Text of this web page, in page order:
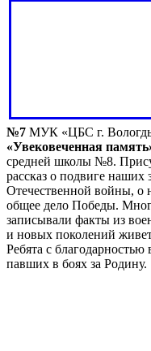
№7 МУК «ЦБС г.
«Увековеченная
средней школы №8.
рассказ о подвиге наших
Отечественной войны, о
общее дело Победы.
записывали факты из
и новых поколений
Ребята с
павших в боях за Родину.